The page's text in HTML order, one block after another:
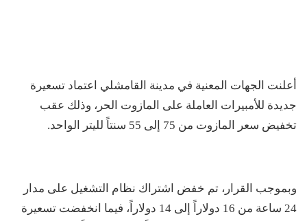
أعلنت الجهات المعنية في مدينة القامشلي اعتماد تسعيرة
جديدة للأمبيرات العاملة على المازوت الحر، وذلك عقب
تخفيض سعر المازوت من 75 إلى 55 سنتاً لليتر الواحد.
وبموجب القرار، تم خفض اشتراك نظام التشغيل على مدار
24 ساعة من 16 دولاراً إلى 14 دولاراً، فيما انخفضت تسعيرة